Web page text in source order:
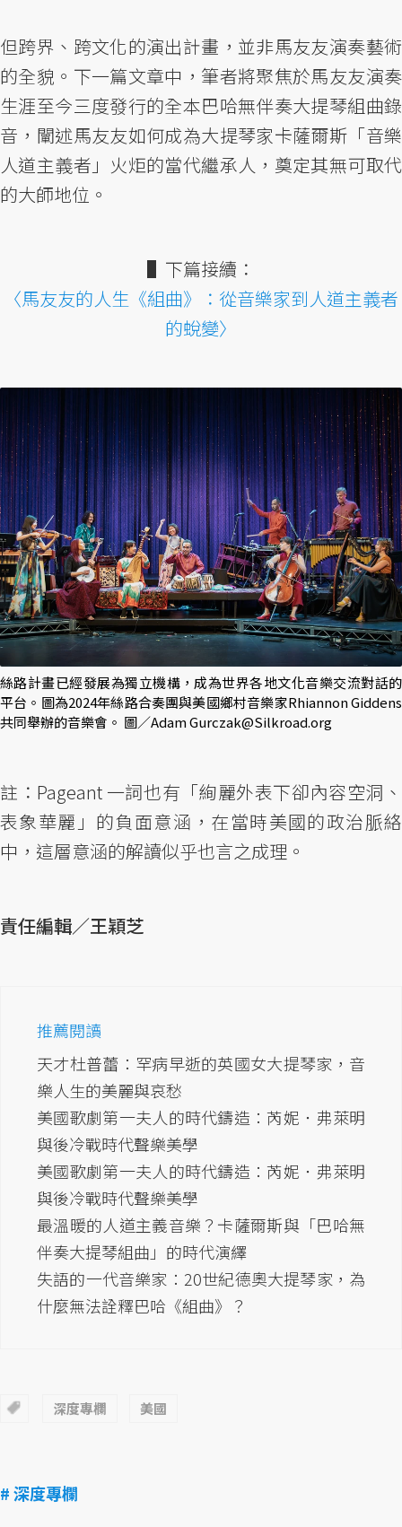
但跨界、跨文化的演出計畫，並非馬友友演奏藝術
的全貌。下一篇文章中，筆者將聚焦於馬友友演奏
生涯至今三度發行的全本巴哈無伴奏大提琴組曲錄
音，闡述馬友友如何成為大提琴家卡薩爾斯「音樂
人道主義者」火炬的當代繼承人，奠定其無可取代
的大師地位。
▌下篇接續：
〈馬友友的人生《組曲》：從音樂家到人道主義者
的蛻變〉
絲路計畫已經發展為獨立機構，成為世界各地文化音樂交流對話的
平台。圖為2024年絲路合奏團與美國鄉村音樂家Rhiannon Giddens
共同舉辦的音樂會。 圖／Adam Gurczak@Silkroad.org
註：Pageant 一詞也有「絢麗外表下卻內容空洞、
表象華麗」的負面意涵，在當時美國的政治脈絡
中，這層意涵的解讀似乎也言之成理。
責任編輯／王穎芝
推薦閱讀
天才杜普蕾：罕病早逝的英國女大提琴家，音
樂人生的美麗與哀愁
美國歌劇第一夫人的時代鑄造：芮妮．弗萊明
與後冷戰時代聲樂美學
美國歌劇第一夫人的時代鑄造：芮妮．弗萊明
與後冷戰時代聲樂美學
最溫暖的人道主義音樂？卡薩爾斯與「巴哈無
伴奏大提琴組曲」的時代演繹
失語的一代音樂家：20世紀德奧大提琴家，為
什麼無法詮釋巴哈《組曲》？
深度專欄 美國
# 深度專欄